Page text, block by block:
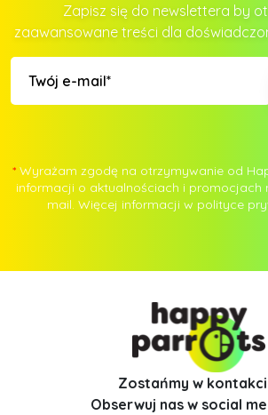
Zapisz się do newslettera by
zaawansowane treści dla
* Wyrażam zgodę na otrzymywanie od
informacji o aktualnościach i promocjach
mail. Więcej informacji w polityce
Zostańmy w
Obserwuj nas w social